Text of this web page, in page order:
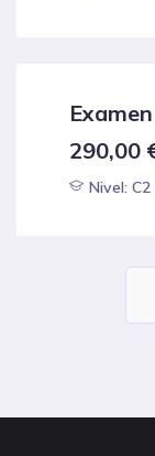
290,00
Nivel: C2